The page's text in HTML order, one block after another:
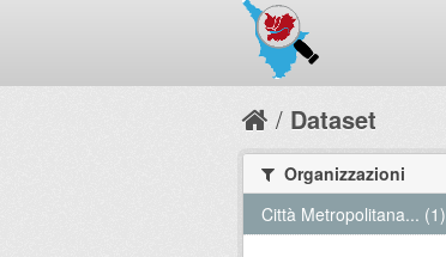
Dataset
Organizzazioni
Città Metropolitana... (1)